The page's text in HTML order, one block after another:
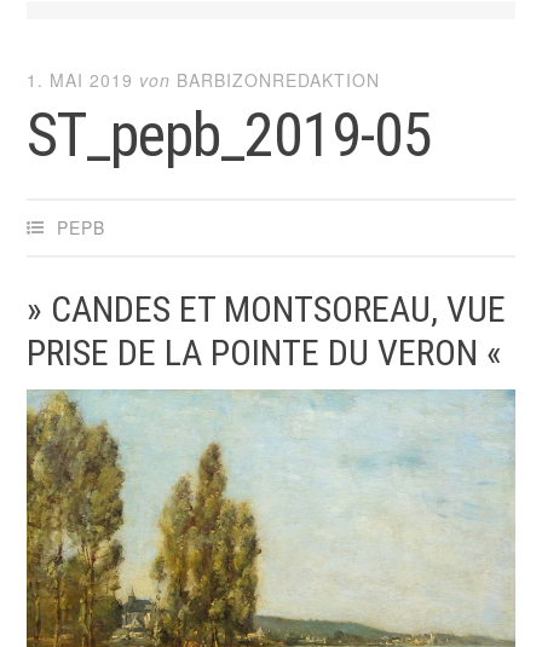
1. MAI 2019 von BARBIZONREDAKTION
ST_pepb_2019-05
PEPB
» CANDES ET MONTSOREAU, VUE
PRISE DE LA POINTE DU VERON «